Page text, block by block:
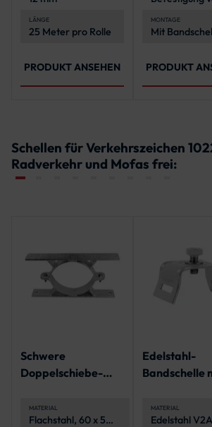
LÄNGE
25 Meter pro Rolle
PRODUKT ANSEHEN
Rohrpfosten
MONTAGE
Mit
PRODUKT
Schellen für Verkehrszeichen
Radverkehr und Mofas frei:
Schwere
Doppelschiebe-
MATERIAL
Flachstahl, 60 x 5
Edelstahl-
Bandschelle
Schenkeln
MATERIAL
Edelstahl